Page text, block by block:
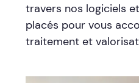
travers nos logiciels
placés pour vous
traitement et